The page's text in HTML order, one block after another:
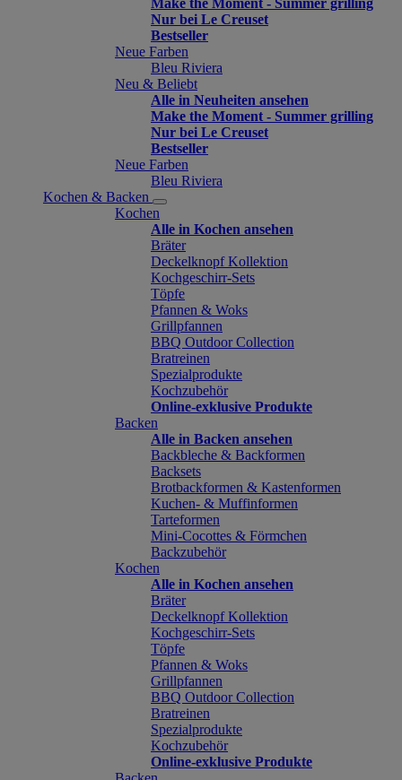
Make the Moment - Summer grilling
Nur bei Le Creuset
Bestseller
Neue Farben
Bleu Riviera
Neu & Beliebt
Alle in Neuheiten ansehen
Make the Moment - Summer grilling
Nur bei Le Creuset
Bestseller
Neue Farben
Bleu Riviera
Kochen & Backen
Kochen
Alle in Kochen ansehen
Bräter
Deckelknopf Kollektion
Kochgeschirr-Sets
Töpfe
Pfannen & Woks
Grillpfannen
BBQ Outdoor Collection
Bratreinen
Spezialprodukte
Kochzubehör
Online-exklusive Produkte
Backen
Alle in Backen ansehen
Backbleche & Backformen
Backsets
Brotbackformen & Kastenformen
Kuchen- & Muffinformen
Tarteformen
Mini-Cocottes & Förmchen
Backzubehör
Kochen
Alle in Kochen ansehen
Bräter
Deckelknopf Kollektion
Kochgeschirr-Sets
Töpfe
Pfannen & Woks
Grillpfannen
BBQ Outdoor Collection
Bratreinen
Spezialprodukte
Kochzubehör
Online-exklusive Produkte